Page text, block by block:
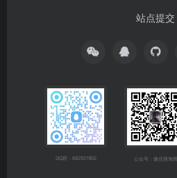
站点提交
QQ群：682921902 公众号：微信搜海拥